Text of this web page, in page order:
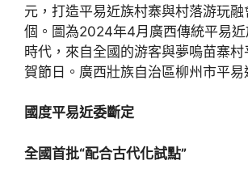
元，打造平易近族村寨與村落游玩
個。圖為2024年4月廣西傳統平易近
時代，來自全國的游客與夢嗚苗寨
賀節日。廣西壯族自治區柳州市平易
國度平易近委斷定
全國首批“配合古代化試點”